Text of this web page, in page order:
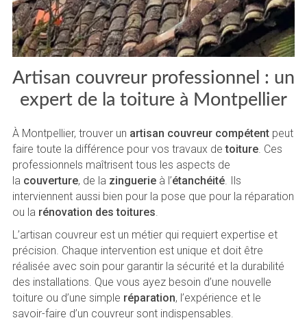
Artisan couvreur professionnel : un
expert de la toiture à Montpellier
À Montpellier, trouver un artisan couvreur compétentpeut
faire toute la différence pour vos travaux detoiture. Ces
professionnels maîtrisent tous les aspects de
la couverture, de la zinguerieà l’étanchéité. Ils
interviennent aussi bien pour la pose que pour la réparation
ou la rénovation des toitures.
L’artisan couvreur est un métier qui requiert expertise et
précision. Chaque intervention est unique et doit être
réalisée avec soin pour garantir la sécurité et la durabilité
des installations. Que vous ayez besoin d’une nouvelle
toiture ou d’une simple réparation, l’expérience et le
savoir-faire d’un couvreur sont indispensables.